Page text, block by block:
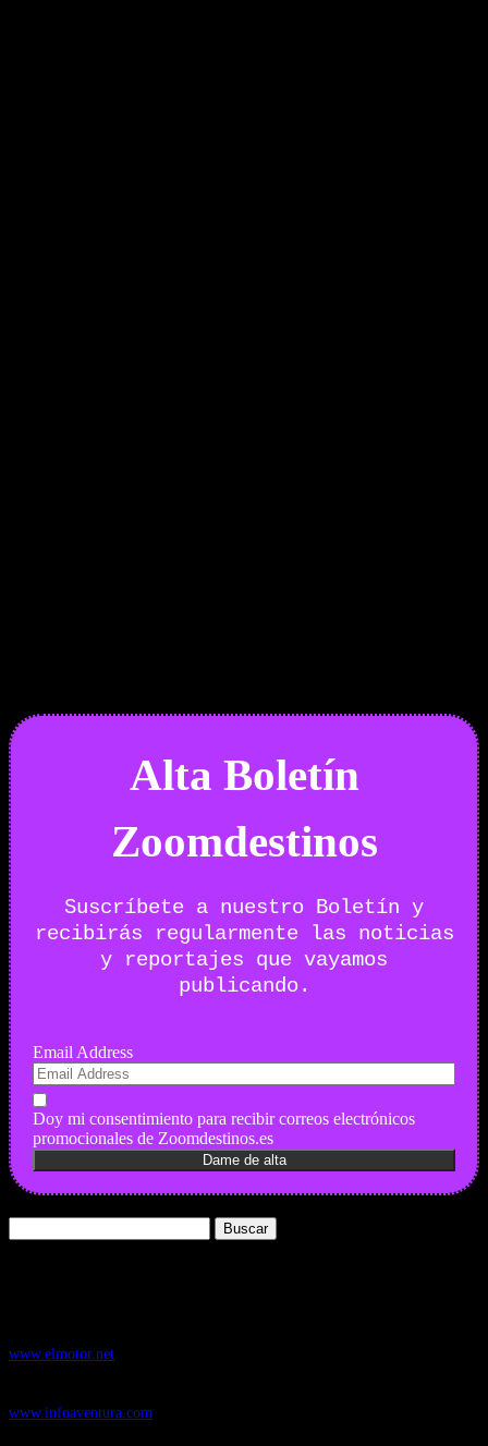
Alta Boletín
Zoomdestinos
Suscríbete a nuestro Boletín y
recibirás regularmente las noticias
y reportajes que vayamos
publicando.
Email Address
Doy mi consentimiento para recibir correos electrónicos
promocionales de Zoomdestinos.es
www.elmotor.net
www.infoaventura.com